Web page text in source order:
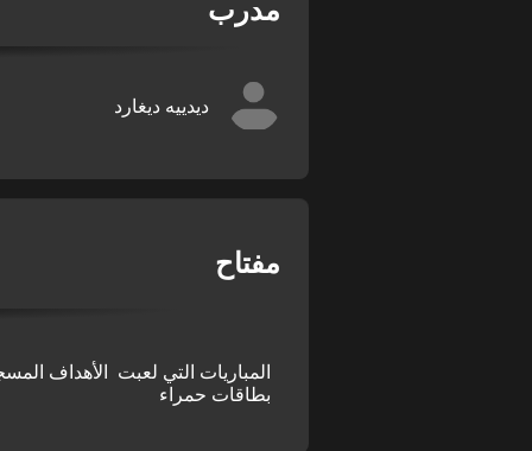
مدرب
ديدييه ديغارد
مفتاح
المباريات التي لعبت الأهداف
بطاقات حمراء